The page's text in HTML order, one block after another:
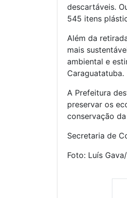
descartáveis.
545 itens
Além da
mais
ambiental e
Caraguatatuba.
A Prefeitura
preservar os
conservação
Secretaria de
Foto: Luís